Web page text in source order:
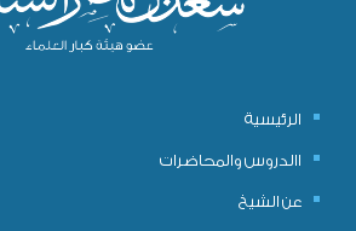
الرئيسية
االدروس والمحاضرات
عن الشيخ